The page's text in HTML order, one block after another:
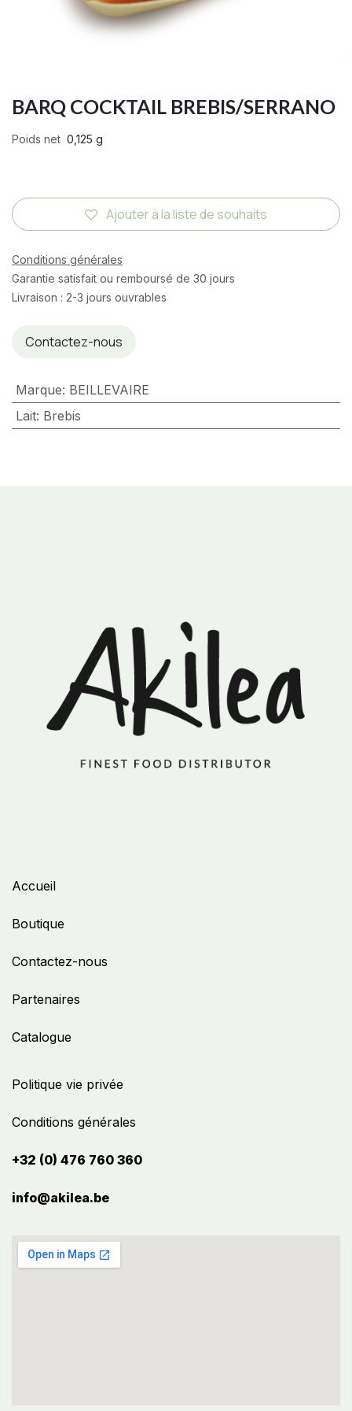
BARQ COCKTAIL BREBIS/SERRANO
Poids net 0,125 g
Ajouter à la liste de souhaits
Conditions générales
Garantie satisfait ou remboursé de 30 jours
Livraison : 2-3 jours ouvrables
Contactez-nous
Marque: BEILLEVAIRE
Lait: Brebis
Politique vie privée
Conditions générales
+32 (0) 476 760 360
info@akilea.be​
Accueil
Boutique
Contactez-nous
Partenaires
Catalogue